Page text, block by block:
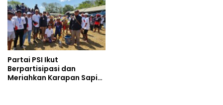
Partai PSI Ikut
Berpartisipasi dan
Meriahkan Karapan Sapi